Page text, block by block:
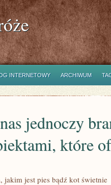
INTERNETOWY ARCHIWUM
jednoczy
które
jakim jest pies bądź kot świetnie